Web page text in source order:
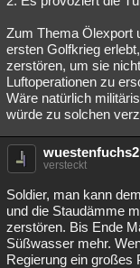
Zum Thema Ölexport
ersten Golfkrieg
zerstören, um sie
Luftoperationen zu
Wäre natürlich
würde zu solchen
wuestenfuchs2
versteckt
Soldier, man kann
und die Staudämme
zerstören. Bis Ende
Süßwasser mehr.
Regierung ein großes